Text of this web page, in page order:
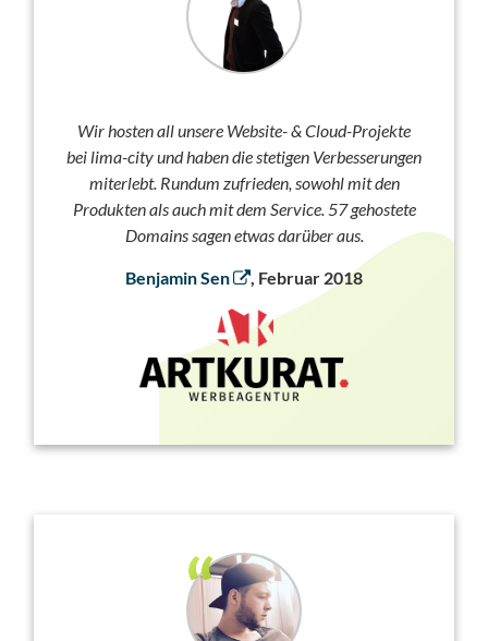
Wir hosten all unsere Website- & Cloud-Projekte
bei lima-city und haben die stetigen Verbesserungen
miterlebt. Rundum zufrieden, sowohl mit den
Produkten als auch mit dem Service. 57 gehostete
Domains sagen etwas darüber aus.
Benjamin Sen , Februar 2018